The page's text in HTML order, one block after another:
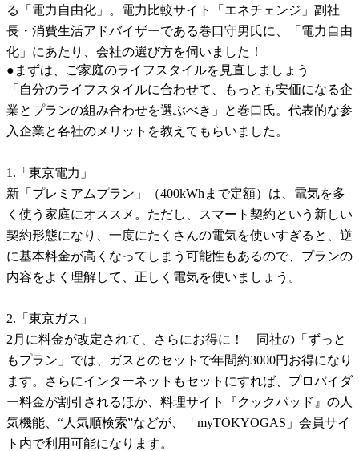
る「電力自由化」。電力比較サイト「エネチェンジ」副社
長・消費生活アドバイザーである巻口守男氏に、「電力自由
化」にあたり、会社の選び方を伺いました！
●まずは、ご家庭のライフスタイルを見直しましょう
「自分のライフスタイルに合わせて、もっとも安価になる企
業とプランの組み合わせを選ぶべき」と巻口氏。代表的な参
入企業と各社のメリットを教えてもらいました。
1.「東京電力」
新「プレミアムプラン」（400kWhまで定額）は、電気を多
く使う家庭にオススメ。ただし、スマート契約という新しい
契約形態になり、一度にたくさんの電気を使いすぎると、逆
に基本料金が高くなってしまう可能性もあるので、プランの
内容をよく理解して、正しく電気を使いましょう。
2.「東京ガス」
2月に料金が改定されて、さらにお得に！ 同社の「ずっと
もプラン」では、ガスとのセットで年間約3000円お得になり
ます。さらにインターネットもセットにすれば、プロバイダ
ー料金が割引されるほか、料理サイト『クックパッド』の人
気機能、“人気順検索”などが、「myTOKYOGAS」会員サイ
ト内で利用可能になります。